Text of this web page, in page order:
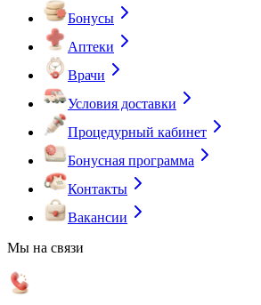
Бонусы
Аптеки
Врачи
Условия доставки
Процедурный кабинет
Бонусная программа
Контакты
Вакансии
Мы на связи